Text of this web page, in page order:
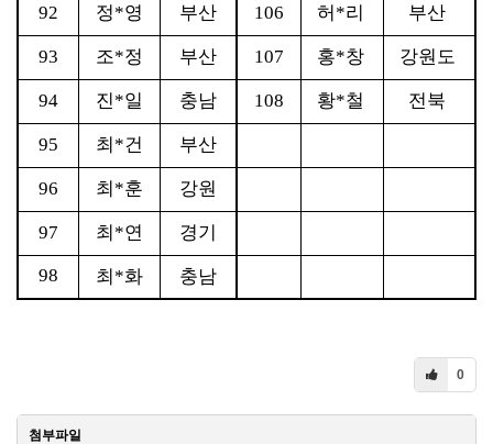
92 정*영 부산 106 허 *리 부산
93 조*정 부산 107 홍*창 강원도
94 진*일 충남 108 황*철 전북
95 최 *건 부산
96 최 *훈 강원
97 최 *연 경기
98 최 *화 충남
0
첨부파일